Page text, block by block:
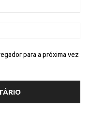
para a próxima vez